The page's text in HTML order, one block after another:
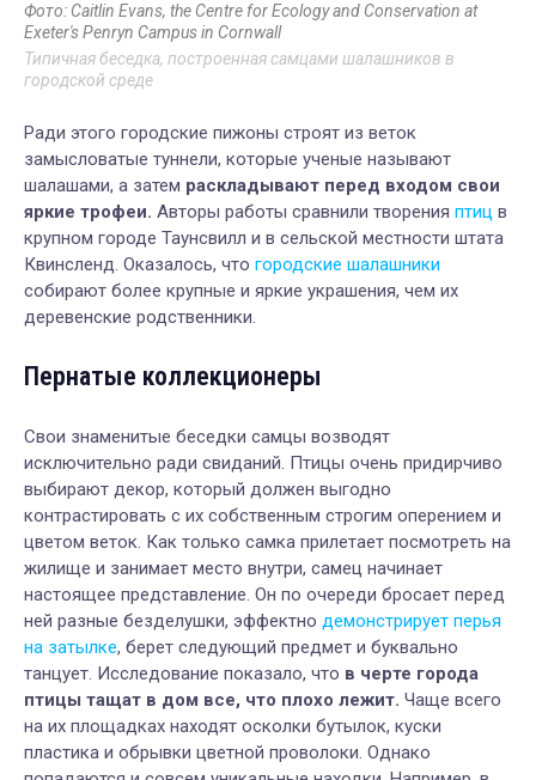
Фото: Caitlin Evans, the Centre for Ecology and Conservation at
Exeter's Penryn Campus in Cornwall
Типичная беседка, построенная самцами шалашников в
городской среде
Ради этого городские пижоны строят из веток
замысловатые туннели, которые ученые называют
шалашами, а затем раскладывают перед входом свои
яркие трофеи. Авторы работы сравнили творения птиц в
крупном городе Таунсвилл и в сельской местности штата
Квинсленд. Оказалось, что городские шалашники
собирают более крупные и яркие украшения, чем их
деревенские родственники.
Пернатые коллекционеры
Свои знаменитые беседки самцы возводят
исключительно ради свиданий. Птицы очень придирчиво
выбирают декор, который должен выгодно
контрастировать с их собственным строгим оперением и
цветом веток. Как только самка прилетает посмотреть на
жилище и занимает место внутри, самец начинает
настоящее представление. Он по очереди бросает перед
ней разные безделушки, эффектно демонстрирует перья
на затылке, берет следующий предмет и буквально
танцует. Исследование показало, что в черте города
птицы тащат в дом все, что плохо лежит. Чаще всего
на их площадках находят осколки бутылок, куски
пластика и обрывки цветной проволоки. Однако